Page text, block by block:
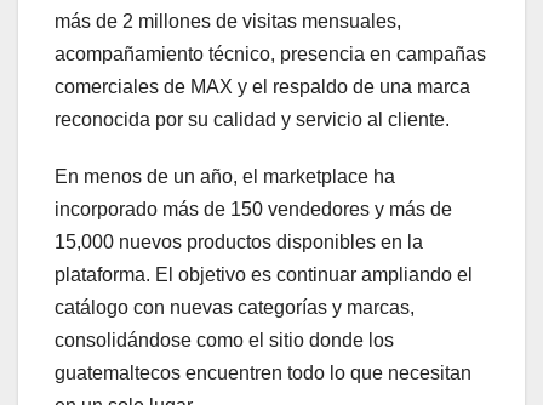
más de 2 millones de visitas mensuales,
acompañamiento técnico, presencia en campañas
comerciales de MAX y el respaldo de una marca
reconocida por su calidad y servicio al cliente.
En menos de un año, el marketplace ha
incorporado más de 150 vendedores y más de
15,000 nuevos productos disponibles en la
plataforma. El objetivo es continuar ampliando el
catálogo con nuevas categorías y marcas,
consolidándose como el sitio donde los
guatemaltecos encuentren todo lo que necesitan